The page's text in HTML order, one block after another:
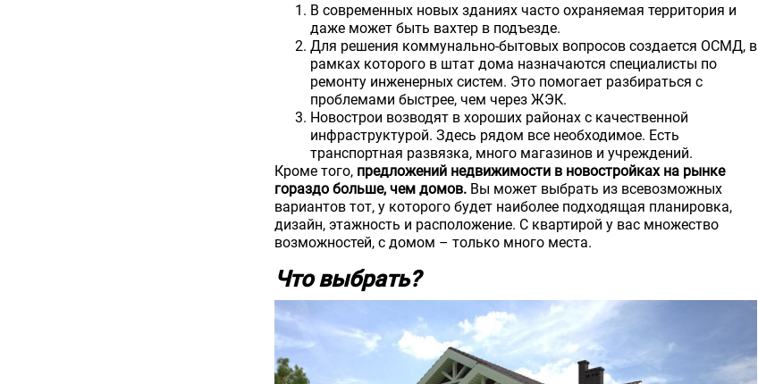
В современных новых зданиях часто охраняемая территория и
даже может быть вахтер в подъезде.
Для решения коммунально-бытовых вопросов создается ОСМД, в
рамках которого в штат дома назначаются специалисты по
ремонту инженерных систем. Это помогает разбираться с
проблемами быстрее, чем через ЖЭК.
Новострои возводят в хороших районах с качественной
инфраструктурой. Здесь рядом все необходимое. Есть
транспортная развязка, много магазинов и учреждений.
Кроме того, предложений недвижимости в новостройках на рынке
гораздо больше, чем домов. Вы может выбрать из всевозможных
вариантов тот, у которого будет наиболее подходящая планировка,
дизайн, этажность и расположение. С квартирой у вас множество
возможностей, с домом – только много места.
Что выбрать?